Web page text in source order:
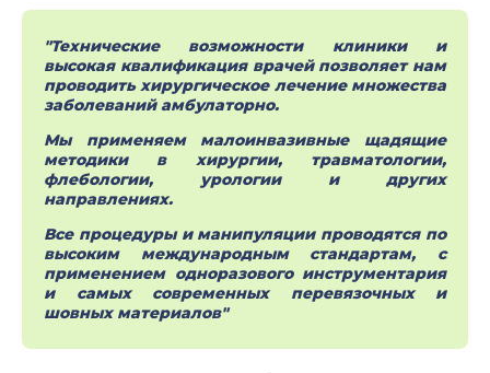
"Технические возможности клиники и
высокая квалификация врачей позволяет нам
проводить хирургическое лечение множества
заболеваний амбулаторно.
Мы применяем малоинвазивные щадящие
методики в хирургии, травматологии,
флебологии, урологии и других
направлениях.
Все процедуры и манипуляции проводятся по
высоким международным стандартам, с
применением одноразового инструментария
и самых современных перевязочных и
шовных материалов"